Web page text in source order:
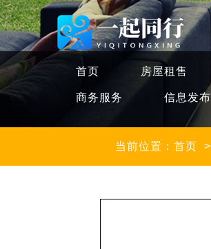
首页 房屋租售
商务服务 信息发布
当前位置：首页 >